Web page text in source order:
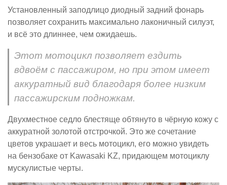
Установленный заподлицо диодный задний фонарь
позволяет сохранить максимально лаконичный силуэт,
и всё это длиннее, чем ожидаешь.
Этот мотоцикл позволяет ездить
вдвоём с пассажиром, но при этом имеет
аккуратный вид благодаря более низким
пассажирским подножкам.
Двухместное седло блестяще обтянуто в чёрную кожу с
аккуратной золотой отстрочкой. Это же сочетание
цветов украшает и весь мотоцикл, его можно увидеть
на бензобаке от Kawasaki KZ, придающем мотоциклу
мускулистые черты.